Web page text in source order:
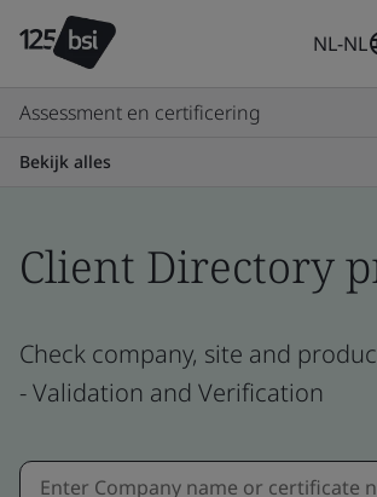
NL-NL
Assessment en certificering
Bekijk alles
Client Directory
Check company, site and
- Validation and Verification